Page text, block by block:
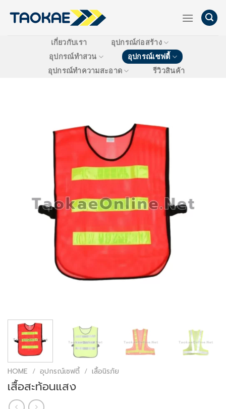
เกี่ยวกับเรา
อุปกรณ์ก่อสร้าง
อุปกรณ์ทำสวน
อุปกรณ์เซฟตี้
อุปกรณ์ทำความสะอาด
รีวิวสินค้า
HOME / อุปกรณ์เซฟตี้ / เสื้อนิรภัย
เสื้อสะท้อนแสง